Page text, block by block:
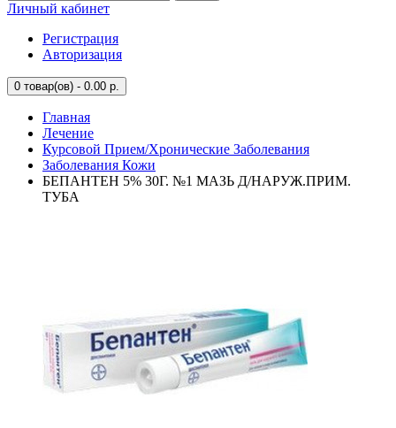
Личный кабинет
Регистрация
Авторизация
0 товар(ов) - 0.00 р.
Главная
Лечение
Курсовой Прием/Хронические Заболевания
Заболевания Кожи
БЕПАНТЕН 5% 30Г. №1 МАЗЬ Д/НАРУЖ.ПРИМ.
ТУБА